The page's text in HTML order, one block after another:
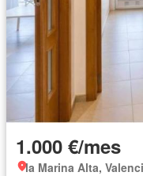
1.000 €/mes
la Marina Alta,